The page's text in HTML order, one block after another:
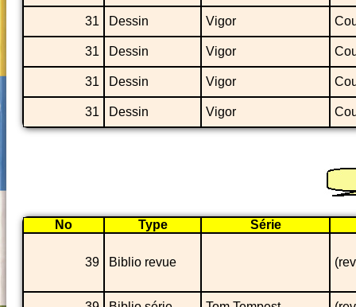
31 Dessin Vigor
31 Dessin Vigor
31 Dessin Vigor
31 Dessin Vigor
No Type Série
39 Biblio revue